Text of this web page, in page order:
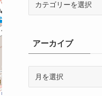
ーアーカイブ